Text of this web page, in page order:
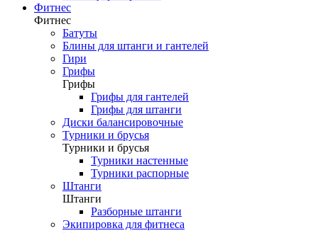
Фитнес
Фитнес
Батуты
Блины для штанги и гантелей
Гири
Грифы
Грифы
Грифы для гантелей
Грифы для штанги
Диски балансировочные
Турники и брусья
Турники и брусья
Турники настенные
Турники распорные
Штанги
Штанги
Разборные штанги
Экипировка для фитнеса